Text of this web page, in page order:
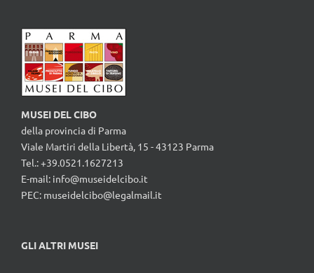
MUSEI DEL CIBO
della provincia di Parma
Viale Martiri della Libertà, 15 - 43123 Parma
Tel.: +39.0521.1627213
E-mail: info@museidelcibo.it
PEC: museidelcibo@legalmail.it
GLI ALTRI MUSEI